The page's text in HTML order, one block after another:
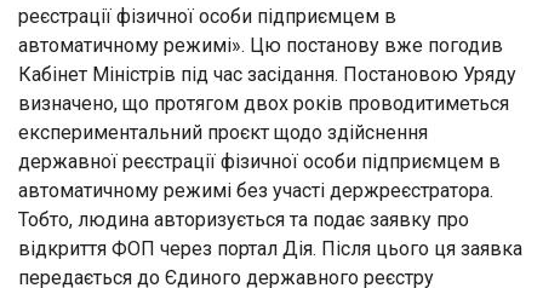
реєстрації фізичної особи підприємцем в
автоматичному режимі». Цю постанову вже погодив
Кабінет Міністрів під час засідання. Постановою Уряду
визначено, що протягом двох років проводитиметься
експериментальний проєкт щодо здійснення
державної реєстрації фізичної особи підприємцем в
автоматичному режимі без участі держреєстратора.
Тобто, людина авторизується та подає заявку про
відкриття ФОП через портал Дія. Після цього ця заявка
передається до Єдиного державного реєстру